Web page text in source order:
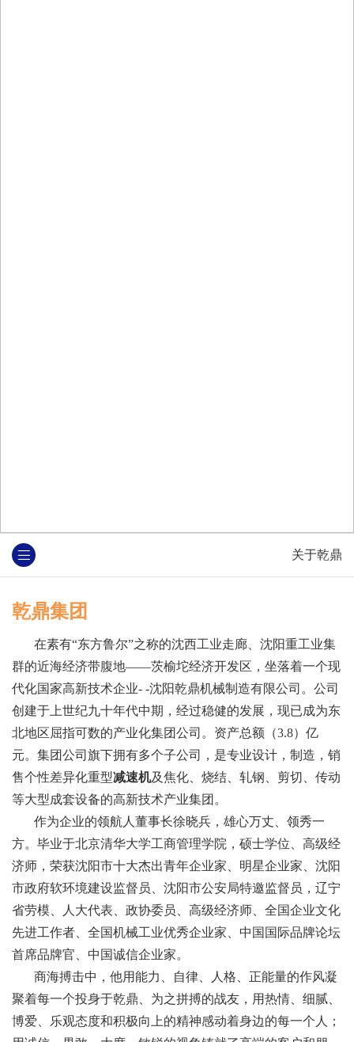
关于乾鼎
乾鼎集团
在素有“东方鲁尔”之称的沈西工业走廊、沈阳重工业集
群的近海经济带腹地——茨榆坨经济开发区，坐落着一个现
代化国家高新技术企业- -沈阳乾鼎机械制造有限公司。公司
创建于上世纪九十年代中期，经过稳健的发展，现已成为东
北地区屈指可数的产业化集团公司。资产总额（3.8）亿
元。集团公司旗下拥有多个子公司，是专业设计，制造，销
售个性差异化重型减速机及焦化、烧结、轧钢、剪切、传动
等大型成套设备的高新技术产业集团。
作为企业的领航人董事长徐晓兵，雄心万丈、领秀一
方。毕业于北京清华大学工商管理学院，硕士学位、高级经
济师，荣获沈阳市十大杰出青年企业家、明星企业家、沈阳
市政府软环境建设监督员、沈阳市公安局特邀监督员，辽宁
省劳模、人大代表、政协委员、高级经济师、全国企业文化
先进工作者、全国机械工业优秀企业家、中国国际品牌论坛
首席品牌官、中国诚信企业家。
商海搏击中，他用能力、自律、人格、正能量的作风凝
聚着每一个投身于乾鼎、为之拼搏的战友，用热情、细腻、
博爱、乐观态度和积极向上的精神感动着身边的每一个人；